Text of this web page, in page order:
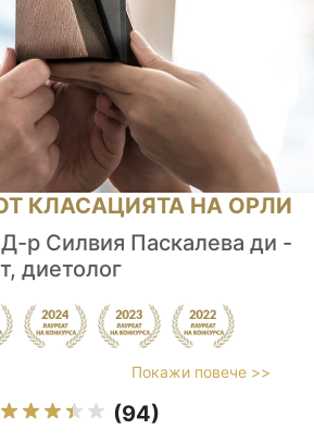
КЛАСАЦИЯТА НА ОРЛИ
р Силвия Паскалева ди -
диетолог
Покажи повече >>
(94)